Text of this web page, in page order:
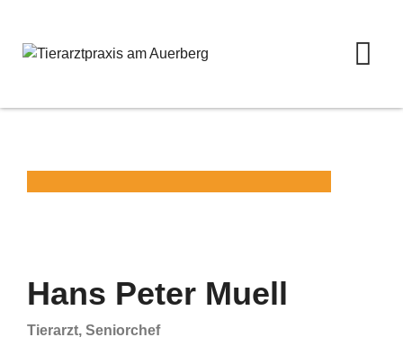
Hans Peter Muell
Tierarzt, Seniorchef